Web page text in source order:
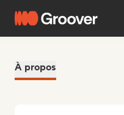
À propos